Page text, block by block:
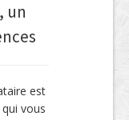
un
est
vous